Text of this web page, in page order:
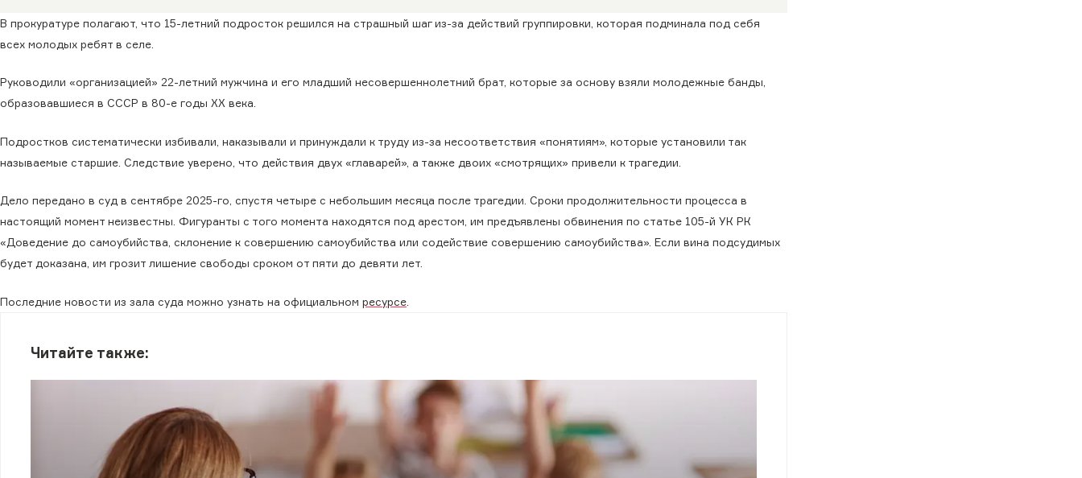
В прокуратуре полагают, что 15-летний подросток решился на страшный шаг из-за действий группировки, которая подминала под себя
всех молодых ребят в селе.
Руководили «организацией» 22-летний мужчина и его младший несовершеннолетний брат, которые за основу взяли молодежные банды,
образовавшиеся в СССР в 80-е годы XX века.
Подростков систематически избивали, наказывали и принуждали к труду из-за несоответствия «понятиям», которые установили так
называемые старшие. Следствие уверено, что действия двух «главарей», а также двоих «смотрящих» привели к трагедии.
Дело передано в суд в сентябре 2025-го, спустя четыре с небольшим месяца после трагедии. Сроки продолжительности процесса в
настоящий момент неизвестны. Фигуранты с того момента находятся под арестом, им предъявлены обвинения по статье 105-й УК РК
«Доведение до самоубийства, склонение к совершению самоубийства или содействие совершению самоубийства». Если вина подсудимых
будет доказана, им грозит лишение свободы сроком от пяти до девяти лет.
Последние новости из зала суда можно узнать на официальном ресурсе
Читайте также: